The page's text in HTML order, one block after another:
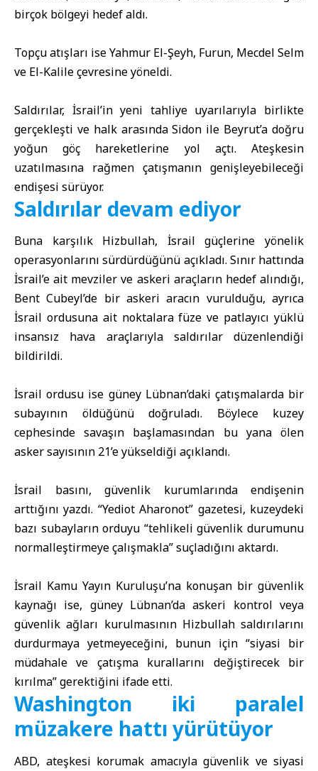
birçok bölgeyi hedef aldı.
Topçu atışları ise Yahmur El-Şeyh, Furun, Mecdel Selm
ve El-Kalile çevresine yöneldi.
Saldırılar, İsrail’in yeni tahliye uyarılarıyla birlikte
gerçekleşti ve halk arasında Sidon ile Beyrut’a doğru
yoğun göç hareketlerine yol açtı. Ateşkesin
uzatılmasına rağmen çatışmanın genişleyebileceği
endişesi sürüyor.
Saldırılar devam ediyor
Buna karşılık Hizbullah, İsrail güçlerine yönelik
operasyonlarını sürdürdüğünü açıkladı. Sınır hattında
İsrail’e ait mevziler ve askeri araçların hedef alındığı,
Bent Cubeyl’de bir askeri aracın vurulduğu, ayrıca
İsrail ordusuna ait noktalara füze ve patlayıcı yüklü
insansız hava araçlarıyla saldırılar düzenlendiği
bildirildi.
İsrail ordusu ise güney Lübnan’daki çatışmalarda bir
subayının öldüğünü doğruladı. Böylece kuzey
cephesinde savaşın başlamasından bu yana ölen
asker sayısının 21’e yükseldiği açıklandı.
İsrail basını, güvenlik kurumlarında endişenin
arttığını yazdı. “Yediot Aharonot” gazetesi, kuzeydeki
bazı subayların orduyu “tehlikeli güvenlik durumunu
normalleştirmeye çalışmakla” suçladığını aktardı.
İsrail Kamu Yayın Kuruluşu’na konuşan bir güvenlik
kaynağı ise, güney Lübnan’da askeri kontrol veya
güvenlik ağları kurulmasının Hizbullah saldırılarını
durdurmaya yetmeyeceğini, bunun için “siyasi bir
müdahale ve çatışma kurallarını değiştirecek bir
kırılma” gerektiğini ifade etti.
Washington iki paralel
müzakere hattı yürütüyor
ABD, ateşkesi korumak amacıyla güvenlik ve siyasi